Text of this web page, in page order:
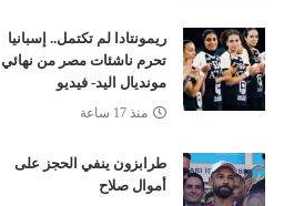
ريمونتادا لم تكتمل.. إسبانيا
تحرم ناشئات مصر من نهائي
مونديال اليد- فيديو
منذ 17 ساعة
طرابزون ينفي الحجز على
أموال صلاح